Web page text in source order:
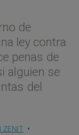
de
ley contra
penas de
alguien se
del
ZENIT